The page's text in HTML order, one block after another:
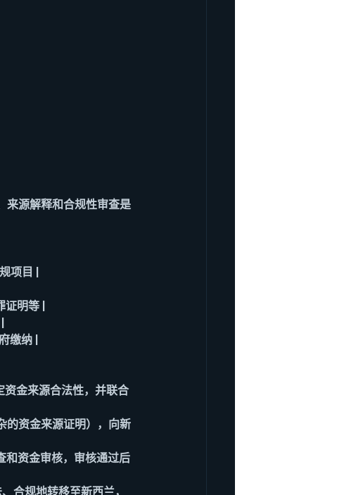
来源解释和合规性审查是
项目 |
明等 |
缴纳 |
金来源合法性，并联合
的资金来源证明），向新
和资金审核，审核通过后
合规地转移至新西兰，